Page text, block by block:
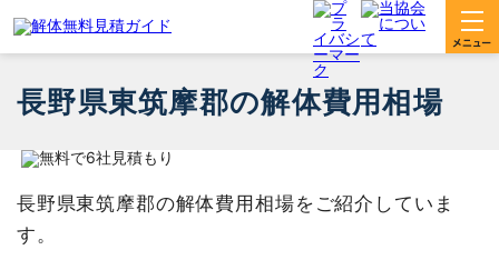
長野県東筑摩郡の解体費用相場
長野県東筑摩郡の解体費用相場をご紹介していま
す。